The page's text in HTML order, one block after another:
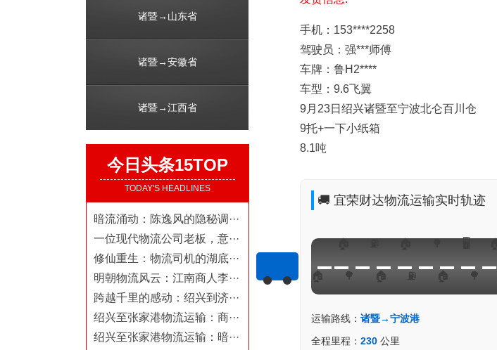
诸暨→山东省
诸暨→安徽省
诸暨→江西省
今日头条15TOP
TODAY'S HEADLINES
暗流涌动：陈逸风的隐秘调···
一位现代物流公司老板，意···
修仙重生：物流司机的湖底···
明朝物流风云：江南商人李···
跨越千里的感动：绍兴到济···
绍兴至张家港物流运输：商···
绍兴至张家港物流运输：暗···
手机：153****2258
驾驶员：强***师傅
车牌：鲁H2****
车型：9.6飞翼
9月23日绍兴诸暨至宁波北仑百川仓
9托+一下小纸箱
8.1吨
🚚 宜荣财达物流运输实时轨迹
运输路线： 诸暨→宁波港
全程里程： 230 公里